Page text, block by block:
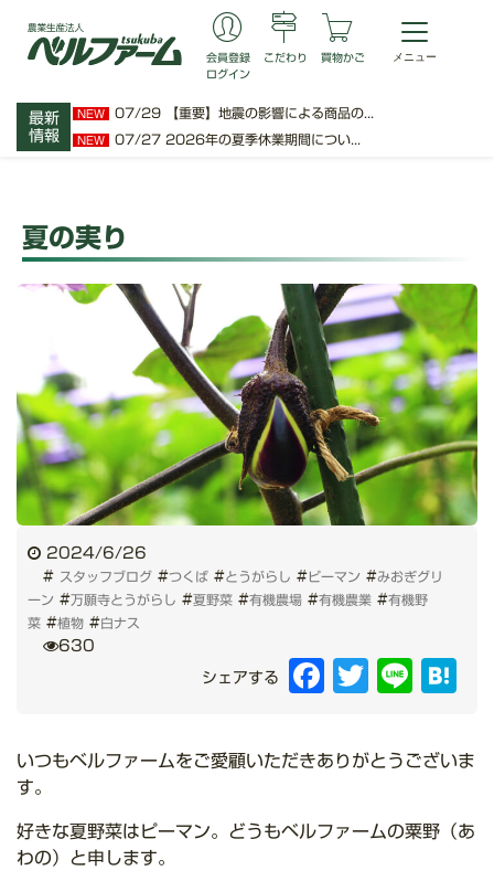
最新
情報
NEW 07/29 【重要】地震の影響による商品の...
NEW 07/27 2026年の夏季休業期間につい...
会員登録
ログイン
こだわり 買物かご
夏の実り
2024/6/26
# スタッフブログ #つくば #とうがらし #ピーマン #みおぎグリ
ーン #万願寺とうがらし #夏野菜 #有機農場 #有機農業 #有機野
菜 #植物 #白ナス
630
シェアする Facebook
Twitter Line
いつもベルファームをご愛顧いただきありがとうございま
す。
好きな夏野菜はピーマン。どうもベルファームの粟野（あ
わの）と申します。